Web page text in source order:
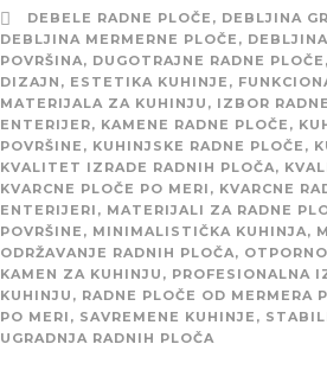
DEBELE RADNE PLOČE , DEBLJINA
DEBLJINA MERMERNE PLOČE ,
POVRŠINA, DUGOTRAJNE RADNE PLOČE ,
DIZAJN , ESTETIKA KUHINJE ,
MATERIJALA ZA KUHINJU , IZBOR
ENTERIJER, KAMENE RADNE PLOČE ,
POVRŠINE , KUHINJSKE RADNE PLOČE ,
KVALITET IZRADE RADNIH PLOČA,
KVARCNE PLOČE PO MERI , KVARCNE
ENTERIJERI , MATERIJALI ZA RADNE
POVRŠINE , MINIMALISTIČKA KUHINJA,
ODRŽAVANJE RADNIH PLOČA,
KAMEN ZA KUHINJU , PROFESIONALNA
KUHINJU , RADNE PLOČE OD MERMERA
PO MERI , SAVREMENE KUHINJE ,
UGRADNJA RADNIH PLOČA